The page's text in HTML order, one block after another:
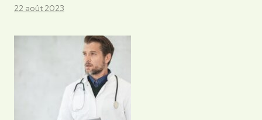
22 août 2023